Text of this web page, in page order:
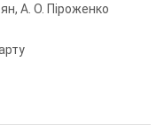
А. О. Піроженко